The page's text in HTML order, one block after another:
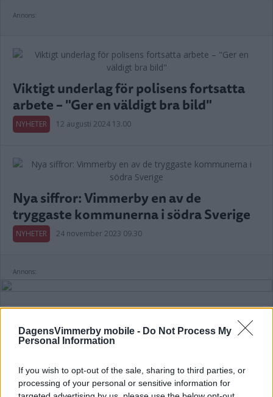
DagensVimmerby mobile - Do Not Process My
Personal Information
If you wish to opt-out of the sale, sharing to third parties, or
processing of your personal or sensitive information for
Annons:
Viktigt underlag för polisens fortsatta
arbete – "Ger en väldigt bra bild"
NYHETER 12 augusti 2024 13.00
Nya siffror: Vimmerby en av de
tryggaste kommunerna i södra Sverige
NYHETER 24 november 2023 09.30
Annons:
mätning – "Står i kontrast till bilden i
media"